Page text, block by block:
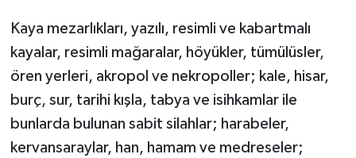
Kaya mezarlıkları, yazılı, resimli ve kabartmalı
kayalar, resimli mağaralar, höyükler, tümülüsler,
ören yerleri, akropol ve nekropoller; kale, hisar,
burç, sur, tarihi kışla, tabya ve isihkamlar ile
bunlarda bulunan sabit silahlar; harabeler,
kervansaraylar, han, hamam ve medreseler;